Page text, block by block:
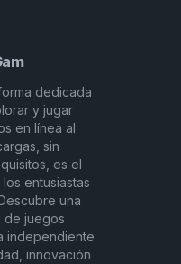
dedicada
y jugar
en línea al
sin
es el
entusiastas
una
de juegos
independiente
innovación